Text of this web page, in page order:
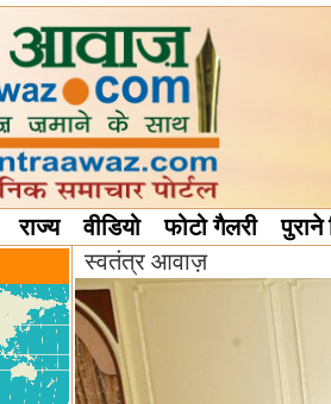
राज्य वीडियो फोटो गैलरी
स्वतंत्र आवाज़